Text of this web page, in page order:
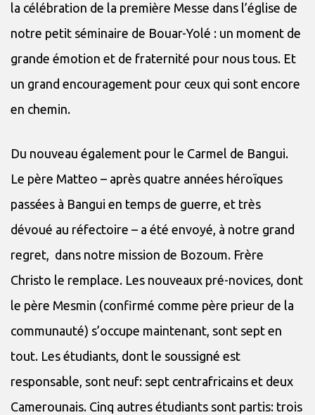
la célébration de la première Messe dans l’église de
notre petit séminaire de Bouar-Yolé : un moment de
grande émotion et de fraternité pour nous tous. Et
un grand encouragement pour ceux qui sont encore
en chemin.
Du nouveau également pour le Carmel de Bangui.
Le père Matteo – après quatre années héroïques
passées à Bangui en temps de guerre, et très
dévoué au réfectoire – a été envoyé, à notre grand
regret, dans notre mission de Bozoum. Frère
Christo le remplace. Les nouveaux pré-novices, dont
le père Mesmin (confirmé comme père prieur de la
communauté) s’occupe maintenant, sont sept en
tout. Les étudiants, dont le soussigné est
responsable, sont neuf: sept centrafricains et deux
Camerounais. Cinq autres étudiants sont partis: trois